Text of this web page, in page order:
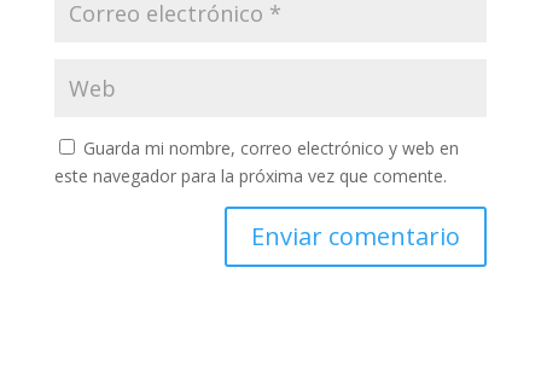
Guarda mi nombre, correo electrónico y web en
este navegador para la próxima vez que comente.